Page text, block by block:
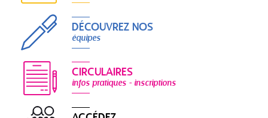
DÉCOUVREZ NOS
équipes
CIRCULAIRES
infos pratiques - inscriptions